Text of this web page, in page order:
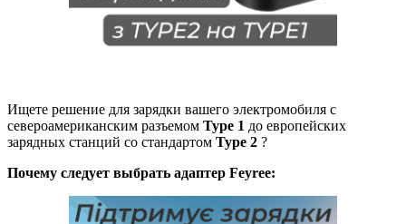
Ищете решение для зарядки вашего электромобиля с
североамериканским разъемом Type 1 до европейских
зарядных станций со стандартом Type 2 ?
Почему следует выбрать адаптер Feyree: